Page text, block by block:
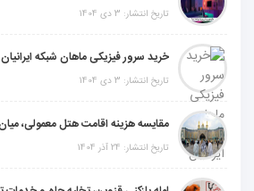
تاریخ انتشار: 3 دی 1404
خرید سرور فیزیکی ماهان شبکه ایرانیان
تاریخ انتشار: 3 دی 1404
تاریخ انتشار: 24 آذر 1404